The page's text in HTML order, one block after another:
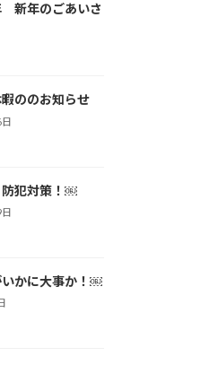
新年のごあいさ
ののお知らせ
犯対策！￼
いかに大事か！￼